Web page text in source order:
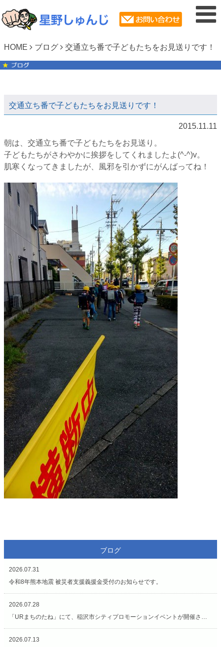
HOME ブログ 交通立ち番で子どもたちをお見送りです！
交通立ち番で子どもたちをお見送りです！
2015.11.11
朝は、交通立ち番で子どもたちをお見送り。
子どもたちがさわやかに挨拶をしてくれましたよ(^-^)v。
肌寒くなってきましたが、風邪を引かずにがんばってね！
ブログ
2026.07.31
令和8年熊本地震 被災者支援義援金受付のお知らせです。
2026.07.28
「URまちのたね」にて、稲沢市シティプロモーションイベントが開催されています（7/27〜8/2）
2026.07.13